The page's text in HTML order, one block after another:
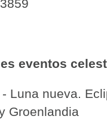
eventos
Luna nueva.
Groenlandia